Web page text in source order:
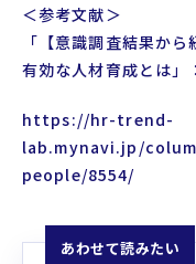
＜参考文献＞
「【意識調査結果か
有効な人材育成とは」
https://hr-trend-
lab.mynavi.jp/
people/8554/
あわせて読みたい